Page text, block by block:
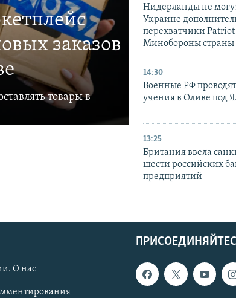
заказов
товары в
Нидерланды не
Украине
перехватчики Patriot
Минобороны страны
14:30
Военные РФ
учения в Оливе под
13:25
Британия ввела
шести российских
предприятий
О нас